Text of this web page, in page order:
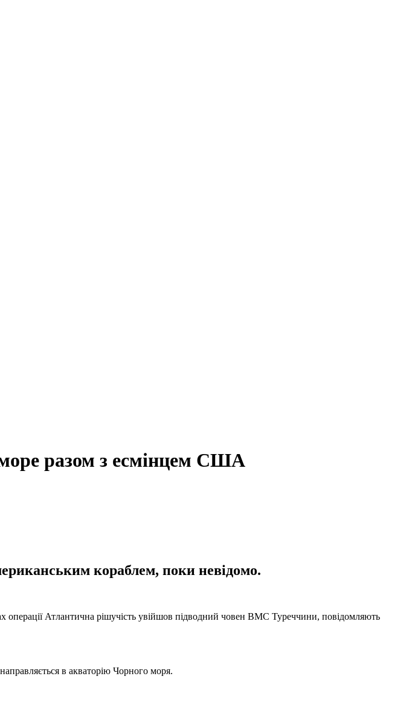
разом з есмінцем США
кораблем, поки невідомо.
Атлантична рішучість увійшов підводний човен ВМС Туреччини, повідомляють
направляється в акваторію Чорного моря.